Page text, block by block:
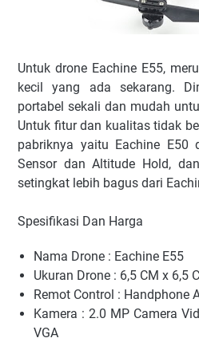
Untuk drone Eachine E55,
kecil yang ada sekarang.
portabel sekali dan mudah
Untuk fitur dan kualitas tidak
pabriknya yaitu Eachine E50
Sensor dan Altitude Hold,
setingkat lebih bagus dari
Spesifikasi Dan Harga
Nama Drone : Eachine E55
Ukuran Drone : 6,5 CM x 6,5
Remot Control : Handphone
Kamera : 2.0 MP Camera
VGA